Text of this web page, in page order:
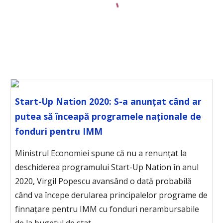
Start-Up Nation 2020: S-a anunțat când ar
putea să înceapă programele naționale de
fonduri pentru IMM
Ministrul Economiei spune că nu a renunțat la
deschiderea programului Start-Up Nation în anul
2020, Virgil Popescu avansând o dată probabilă
când va începe derularea principalelor programe de
finnațare pentru IMM cu fonduri nerambursabile